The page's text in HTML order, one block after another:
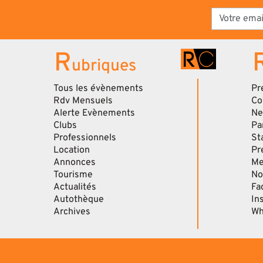
Rubriques
Tous les évènements
Rdv Mensuels
Alerte Evènements
Clubs
Professionnels
Location
Annonces
Tourisme
Actualités
Autothèque
Archives